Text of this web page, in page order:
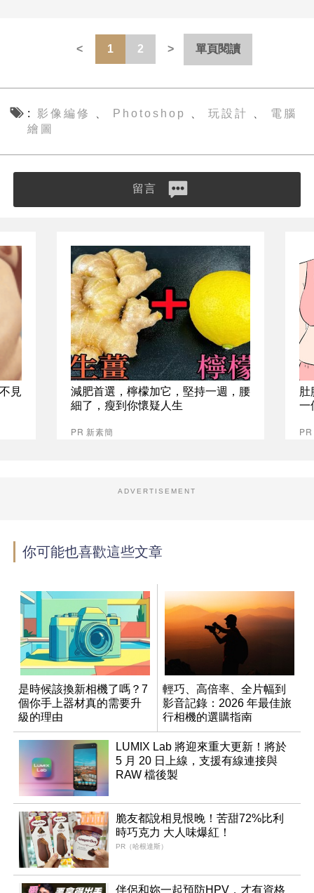
1 2 單頁閱讀
影像編修 Photoshop 玩設計
電腦
繪圖
留言
見
減肥首選，檸檬加它，堅持一週，腰
細了，瘦到你懷疑人生
PR 新素簡
肚
一
ADVERTISEMENT
你可能也喜歡這些文章
是時候該換新相機了嗎？7
個你手上器材真的需要升
級的理由
輕巧、高倍率、全片幅到
影音記錄：2026 年最佳旅
行相機的選購指南
LUMIX Lab 將迎來重大更新！將於
5 月 20 日上線，支援有線連接與
RAW 檔後製
脆友都說相見恨晚！苦甜72%比利
時巧克力 大人味爆紅！
PR（哈根達斯）
伴侶和妳一起預防HPV，才有資格